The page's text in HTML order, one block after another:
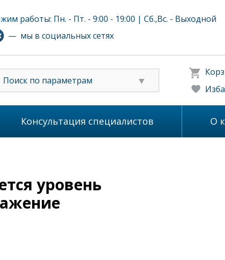
работы: Пн. - Пт. - 9:00 - 19:00 | Сб.,Вс. - Выходной
— мы в социальных сетях
Поиск по параметрам
Консультация специалистов О
уровень